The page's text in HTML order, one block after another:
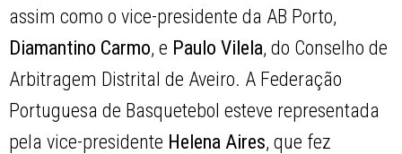
assim como o vice-presidente da AB Porto,
Diamantino Carmo, e Paulo Vilela, do Conselho de
Arbitragem Distrital de Aveiro. A Federação
Portuguesa de Basquetebol esteve representada
pela vice-presidente Helena Aires, que fez